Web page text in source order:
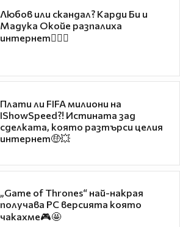
Любов или скандал? Карди Би и
Мадука Окойе разпалиха
интернет❤️‍🔥🔥
Плати ли FIFA милиони на
IShowSpeed?! Истината зад
сделката, която разтърси целия
интернет🤑💥
„Game of Thrones“ най-накрая
получава PC версията която
чакахме🎮🤩